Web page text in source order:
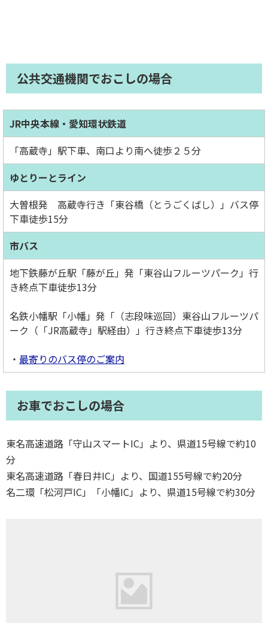
公共交通機関でおこしの場合
JR中央本線・愛知環状鉄道
「高蔵寺」駅下車、南口より南へ徒歩２５分
ゆとりーとライン
大曽根発 高蔵寺行き「東谷橋（とうごくばし）」バス停
下車徒歩15分
市バス
地下鉄藤が丘駅「藤が丘」発「東谷山フルーツパーク」行
き終点下車徒歩13分
名鉄小幡駅「小幡」発「（志段味巡回）東谷山フルーツパ
ーク（「JR高蔵寺」駅経由）」行き終点下車徒歩13分
・ 最寄りのバス停のご案内
お車でおこしの場合
東名高速道路「守山スマートIC」より、県道15号線で約10
分
東名高速道路「春日井IC」より、国道155号線で約20分
名二環「松河戸IC」「小幡IC」より、県道15号線で約30分